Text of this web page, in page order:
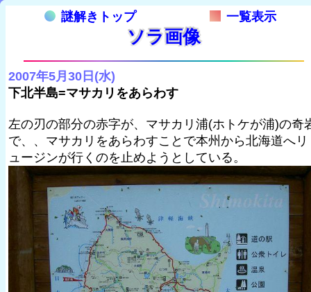
謎解きトップ 一覧表示
ソラ画像
2007年5月30日(水)
下北半島=マサカリをあらわす
左の刃の部分の赤字が、マサカリ浦(ホトケが浦)の奇
で、、マサカリをあらわすことで本州から北海道へリ
ュージンが行くのを止めようとしている。